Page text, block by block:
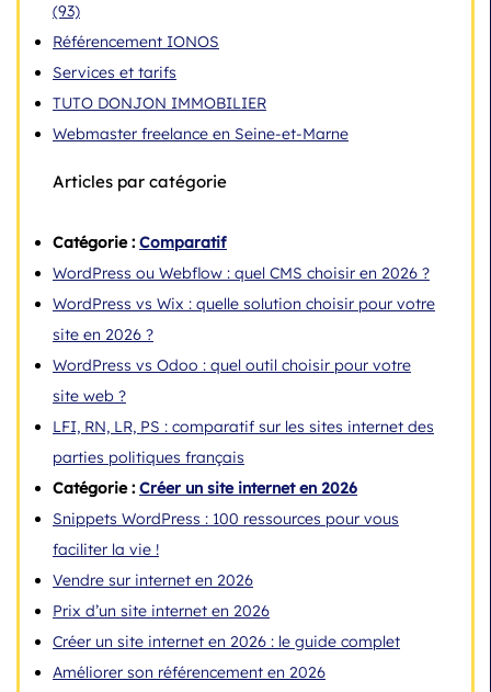
(93)
Référencement IONOS
Services et tarifs
TUTO DONJON IMMOBILIER
Webmaster freelance en Seine-et-Marne
Articles par catégorie
Catégorie : Comparatif
WordPress ou Webflow : quel CMS choisir en 2026 ?
WordPress vs Wix : quelle solution choisir pour votre
site en 2026 ?
WordPress vs Odoo : quel outil choisir pour votre
site web ?
LFI, RN, LR, PS : comparatif sur les sites internet des
parties politiques français
Catégorie : Créer un site internet en 2026
Snippets WordPress : 100 ressources pour vous
faciliter la vie !
Vendre sur internet en 2026
Prix d’un site internet en 2026
Créer un site internet en 2026 : le guide complet
Améliorer son référencement en 2026